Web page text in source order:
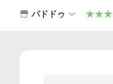
パドドゥ